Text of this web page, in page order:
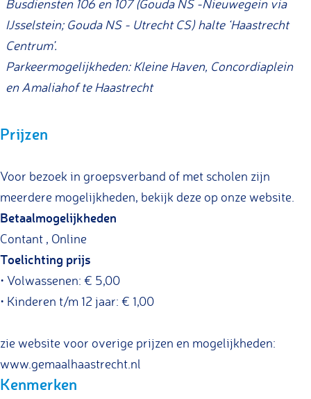
Busdiensten 106 en 107 (Gouda NS -Nieuwegein via
IJsselstein; Gouda NS - Utrecht CS) halte ‘Haastrecht
Centrum’.
Parkeermogelijkheden: Kleine Haven, Concordiaplein
en Amaliahof te Haastrecht
Prijzen
Voor bezoek in groepsverband of met scholen zijn
meerdere mogelijkheden, bekijk deze op onze website.
Betaalmogelijkheden
Contant , Online
Toelichting prijs
• Volwassenen: € 5,00
• Kinderen t/m 12 jaar: € 1,00
zie website voor overige prijzen en mogelijkheden:
www.gemaalhaastrecht.nl
Kenmerken